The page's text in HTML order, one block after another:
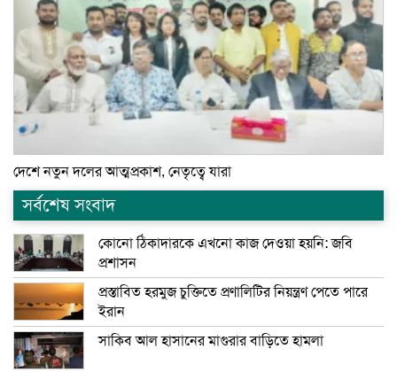
দেশে নতুন দলের আত্মপ্রকাশ, নেতৃত্বে যারা
সর্বশেষ সংবাদ
কোনো ঠিকাদারকে এখনো কাজ দেওয়া হয়নি: জবি
প্রশাসন
প্রস্তাবিত হরমুজ চুক্তিতে প্রণালিটির নিয়ন্ত্রণ পেতে পারে
ইরান
সাকিব আল হাসানের মাগুরার বাড়িতে হামলা